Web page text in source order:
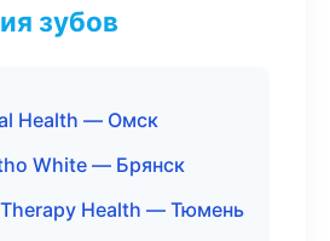
зубов
Health — Омск
White — Брянск
Health — Тюмень